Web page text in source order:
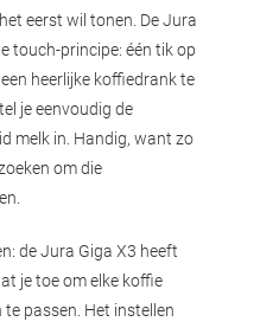
eerst wil tonen. De Jura
touch-principe: één tik op
heerlijke koffiedrank te
je eenvoudig de
melk in. Handig, want zo
om die
de Jura Giga X3 heeft
je toe om elke koffie
passen. Het instellen